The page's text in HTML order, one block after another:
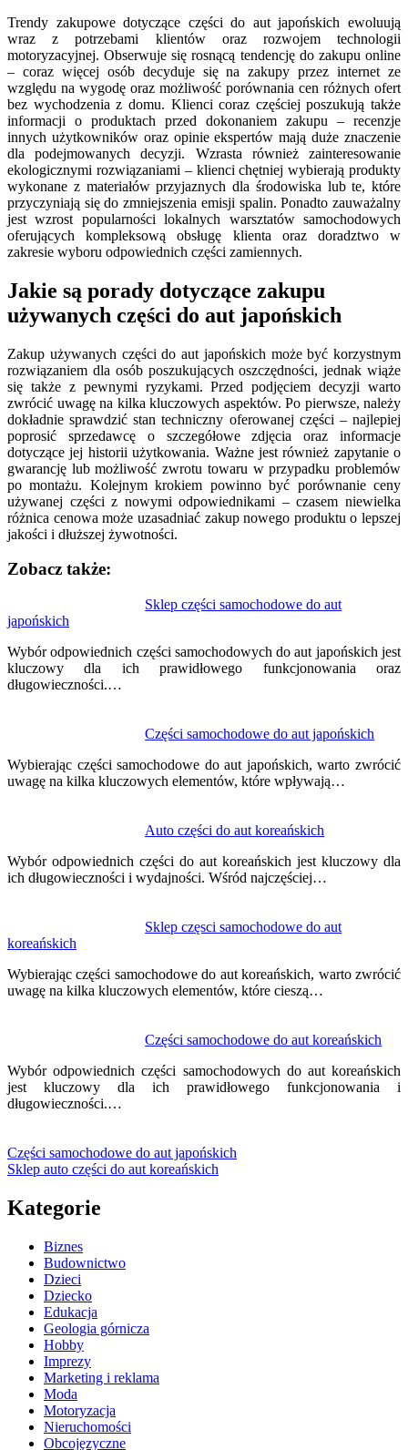
Trendy zakupowe dotyczące części do aut japońskich ewoluują
wraz z potrzebami klientów oraz rozwojem technologii
motoryzacyjnej. Obserwuje się rosnącą tendencję do zakupu online
– coraz więcej osób decyduje się na zakupy przez internet ze
względu na wygodę oraz możliwość porównania cen różnych ofert
bez wychodzenia z domu. Klienci coraz częściej poszukują także
informacji o produktach przed dokonaniem zakupu – recenzje
innych użytkowników oraz opinie ekspertów mają duże znaczenie
dla podejmowanych decyzji. Wzrasta również zainteresowanie
ekologicznymi rozwiązaniami – klienci chętniej wybierają produkty
wykonane z materiałów przyjaznych dla środowiska lub te, które
przyczyniają się do zmniejszenia emisji spalin. Ponadto zauważalny
jest wzrost popularności lokalnych warsztatów samochodowych
oferujących kompleksową obsługę klienta oraz doradztwo w
zakresie wyboru odpowiednich części zamiennych.
Jakie są porady dotyczące zakupu
używanych części do aut japońskich
Zakup używanych części do aut japońskich może być korzystnym
rozwiązaniem dla osób poszukujących oszczędności, jednak wiąże
się także z pewnymi ryzykami. Przed podjęciem decyzji warto
zwrócić uwagę na kilka kluczowych aspektów. Po pierwsze, należy
dokładnie sprawdzić stan techniczny oferowanej części – najlepiej
poprosić sprzedawcę o szczegółowe zdjęcia oraz informacje
dotyczące jej historii użytkowania. Ważne jest również zapytanie o
gwarancję lub możliwość zwrotu towaru w przypadku problemów
po montażu. Kolejnym krokiem powinno być porównanie ceny
używanej części z nowymi odpowiednikami – czasem niewielka
różnica cenowa może uzasadniać zakup nowego produktu o lepszej
jakości i dłuższej żywotności.
Zobacz także:
Sklep części samochodowe do aut
japońskich
Wybór odpowiednich części samochodowych do aut japońskich jest
kluczowy dla ich prawidłowego funkcjonowania oraz
długowieczności.…
Części samochodowe do aut japońskich
Wybierając części samochodowe do aut japońskich, warto zwrócić
uwagę na kilka kluczowych elementów, które wpływają…
Auto części do aut koreańskich
Wybór odpowiednich części do aut koreańskich jest kluczowy dla
ich długowieczności i wydajności. Wśród najczęściej…
Sklep częsci samochodowe do aut
koreańskich
Wybierając części samochodowe do aut koreańskich, warto zwrócić
uwagę na kilka kluczowych elementów, które cieszą…
Części samochodowe do aut koreańskich
Wybór odpowiednich części samochodowych do aut koreańskich
jest kluczowy dla ich prawidłowego funkcjonowania i
długowieczności.…
wpisu
Części samochodowe do aut japońskich
Sklep auto części do aut koreańskich
Kategorie
Biznes
Budownictwo
Dzieci
Dziecko
Edukacja
Geologia górnicza
Hobby
Imprezy
Marketing i reklama
Moda
Motoryzacja
Nieruchomości
Obcojęzyczne